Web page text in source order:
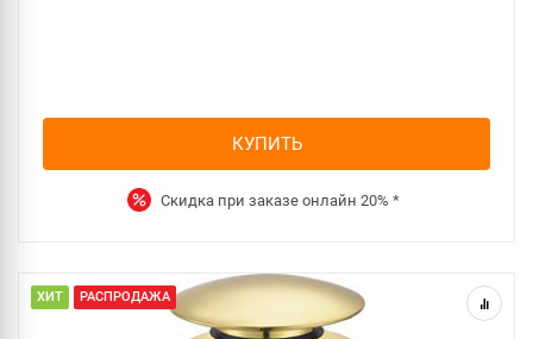
КУПИТЬ
Скидка при заказе онлайн 20% *
ХИТ РАСПРОДАЖА